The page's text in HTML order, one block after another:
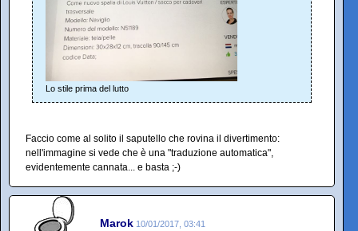
Lo stile prima del lutto
Faccio come al solito il saputello che rovina il divertimento:
nell'immagine si vede che è una "traduzione automatica",
evidentemente cannata... e basta ;-)
Marok 10/01/2017, 03:41